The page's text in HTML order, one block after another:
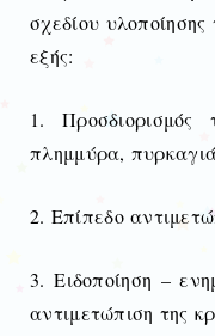
σχεδίου υλοποίησης
εξής:
1.
πλημμύρα,
2. Επίπεδο
3. Ειδοποίηση –
αντιμετώπιση της